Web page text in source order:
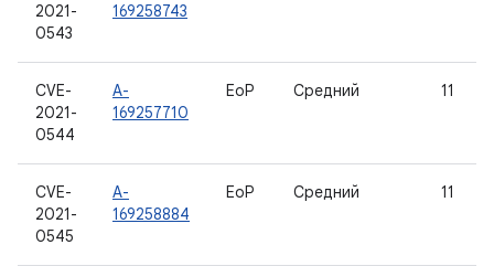
2021-
0543
169258743
CVE-
2021-
0544
A-
169257710
EoP Средний 11
CVE-
2021-
0545
A-
169258884
EoP Средний 11